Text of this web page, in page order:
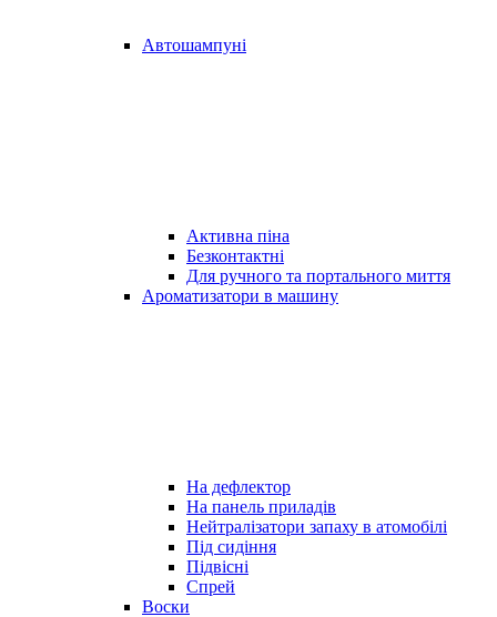
Автошампуні
Активна піна
Безконтактні
Для ручного та портального миття
Ароматизатори в машину
На дефлектор
На панель приладів
Нейтралізатори запаху в атомобілі
Під сидіння
Підвісні
Спрей
Воски